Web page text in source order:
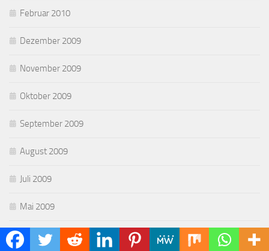
Februar 2010
Dezember 2009
November 2009
Oktober 2009
September 2009
August 2009
Juli 2009
Mai 2009
April 2009